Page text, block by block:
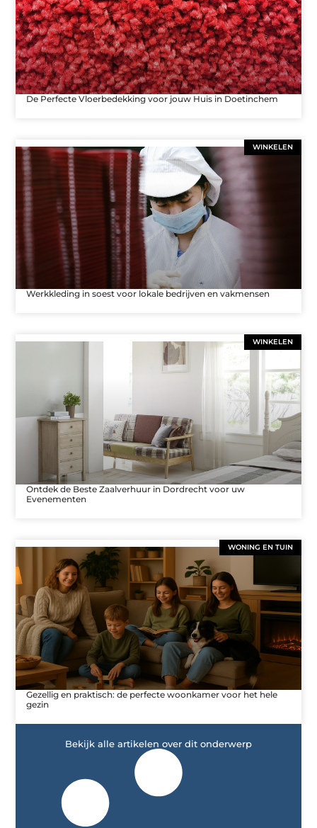
De Perfecte Vloerbedekking voor jouw Huis in Doetinchem
WINKELEN
Werkkleding in soest voor lokale bedrijven en vakmensen
WINKELEN
Ontdek de Beste Zaalverhuur in Dordrecht voor uw
Evenementen
WONING EN TUIN
Gezellig en praktisch: de perfecte woonkamer voor het hele
gezin
Bekijk alle artikelen over dit onderwerp